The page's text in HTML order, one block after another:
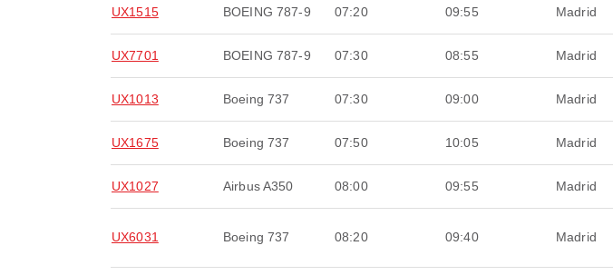
UX1515 BOEING 787-9 07:20 09:55 Madrid
UX7701 BOEING 787-9 07:30 08:55 Madrid
UX1013 Boeing 737 07:30 09:00 Madrid
UX1675 Boeing 737 07:50 10:05 Madrid
UX1027 Airbus A350 08:00 09:55 Madrid
UX6031 Boeing 737 08:20 09:40 Madrid